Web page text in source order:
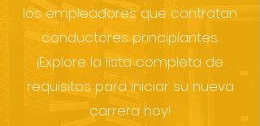
los empleadores que contratan
conductores principiantes.
¡Explore la lista completa de
requisitos para iniciar su nueva
carrera hoy!